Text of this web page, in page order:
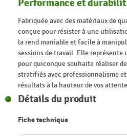
Performance et
Fabriquée avec des matériaux de
conçue pour résister à une
la rend maniable et facile à
sessions de travail. Elle
pour quiconque souhaite réaliser
stratifiés avec professionnalisme
résultats à la hauteur de vos
Détails du produit
Fiche technique